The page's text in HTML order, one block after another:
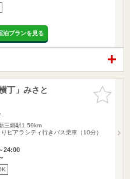
泊プランを見る
お気に入
りに追加
丁」みさと
三郷駅1.59km
ピアラシティ行きバス乗車（10分）
24:00